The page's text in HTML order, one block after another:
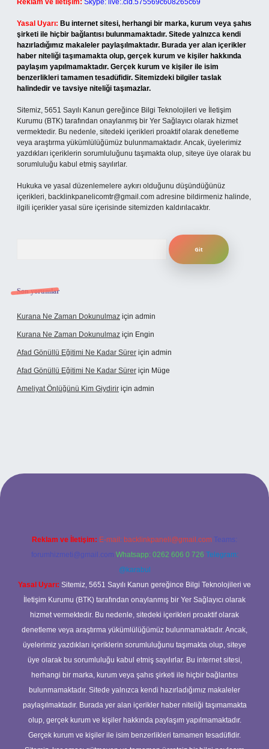
Reklam ve İletişim: Skype: live:.cid.575569c608265c69
Yasal Uyarı: Bu internet sitesi, herhangi bir marka, kurum veya şahıs
şirketi ile hiçbir bağlantısı bulunmamaktadır. Sitede yalnızca kendi
hazırladığımız makaleler paylaşılmaktadır. Burada yer alan içerikler
haber niteliği taşımamakta olup, gerçek kurum ve kişiler hakkında
paylaşım yapılmamaktadır. Gerçek kurum ve kişiler ile isim
benzerlikleri tamamen tesadüfidir. Sitemizdeki bilgiler taslak
halindedir ve tavsiye niteliği taşımazlar.
Sitemiz, 5651 Sayılı Kanun gereğince Bilgi Teknolojileri ve İletişim
Kurumu (BTK) tarafından onaylanmış bir Yer Sağlayıcı olarak hizmet
vermektedir. Bu nedenle, sitedeki içerikleri proaktif olarak denetleme
veya araştırma yükümlülüğümüz bulunmamaktadır. Ancak, üyelerimiz
yazdıkları içeriklerin sorumluluğunu taşımakta olup, siteye üye olarak bu
sorumluluğu kabul etmiş sayılırlar.
Hukuka ve yasal düzenlemelere aykırı olduğunu düşündüğünüz
içerikleri, backlinkpanelicomtr@gmail.com adresine bildirmeniz halinde,
ilgili içerikler yasal süre içerisinde sitemizden kaldırılacaktır.
Son yorumlar
Kurana Ne Zaman Dokunulmaz için admin
Kurana Ne Zaman Dokunulmaz için Engin
Afad Gönüllü Eğitimi Ne Kadar Sürer için admin
Afad Gönüllü Eğitimi Ne Kadar Sürer için Müge
Ameliyat Önlüğünü Kim Giydirir için admin
giriş
Reklam ve İletişim: E-mail: backlinkpaneli@gmail.com Teams:
forumhizmeti@gmail.com Whatsapp: 0262 606 0 726 Telegram:
@karabul
Yasal Uyarı: Sitemiz, 5651 Sayılı Kanun gereğince Bilgi Teknolojileri ve
İletişim Kurumu (BTK) tarafından onaylanmış bir Yer Sağlayıcı olarak
hizmet vermektedir. Bu nedenle, sitedeki içerikleri proaktif olarak
denetleme veya araştırma yükümlülüğümüz bulunmamaktadır. Ancak,
üyelerimiz yazdıkları içeriklerin sorumluluğunu taşımakta olup, siteye
üye olarak bu sorumluluğu kabul etmiş sayılırlar. Bu internet sitesi,
herhangi bir marka, kurum veya şahıs şirketi ile hiçbir bağlantısı
bulunmamaktadır. Sitede yalnızca kendi hazırladığımız makaleler
paylaşılmaktadır. Burada yer alan içerikler haber niteliği taşımamakta
olup, gerçek kurum ve kişiler hakkında paylaşım yapılmamaktadır.
Gerçek kurum ve kişiler ile isim benzerlikleri tamamen tesadüfidir.